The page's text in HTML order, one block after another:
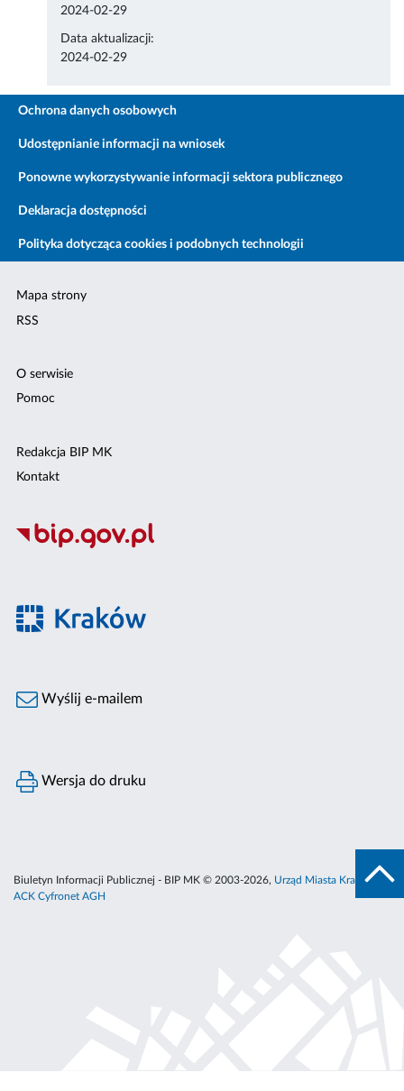
2024-02-29
Data aktualizacji:
2024-02-29
Ochrona danych osobowych
Udostępnianie informacji na wniosek
Ponowne wykorzystywanie informacji sektora publicznego
Deklaracja dostępności
Polityka dotycząca cookies i podobnych technologii
Mapa strony
RSS
O serwisie
Pomoc
Redakcja BIP MK
Kontakt
Wyślij e-mailem
Wersja do druku
Biuletyn Informacji Publicznej - BIP MK © 2003-2026, Urząd Miasta Krakowa
ACK Cyfronet AGH